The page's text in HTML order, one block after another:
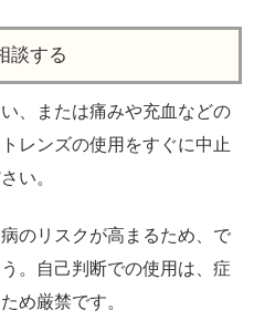
談する
、または痛みや充血などの
レンズの使用をすぐに中止
い。
のリスクが高まるため、で
。自己判断での使用は、症
め厳禁です。